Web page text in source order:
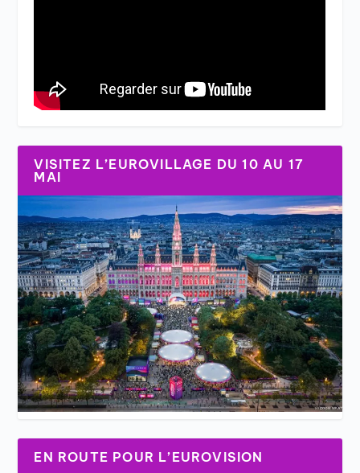
VISITEZ L’EUROVILLAGE DU 10 AU 17
MAI
EN ROUTE POUR L’EUROVISION